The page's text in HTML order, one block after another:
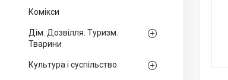
Комікси
Дім. Дозвілля. Туризм.
Тварини
Культура і суспільство